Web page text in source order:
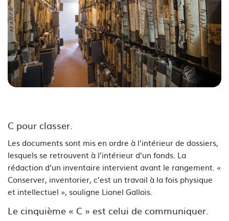
C pour classer.
Les documents sont mis en ordre à l’intérieur de dossiers,
lesquels se retrouvent à l’intérieur d’un fonds. La
rédaction d’un inventaire intervient avant le rangement. «
Conserver, inventorier, c’est un travail à la fois physique
et intellectuel », souligne Lionel Gallois.
Le cinquième « C » est celui de communiquer.